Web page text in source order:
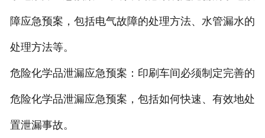
障应急预案，包括电气故障的处理方法、水管漏水的
处理方法等。
危险化学品泄漏应急预案：印刷车间必须制定完善的
危险化学品泄漏应急预案，包括如何快速、有效地处
置泄漏事故。